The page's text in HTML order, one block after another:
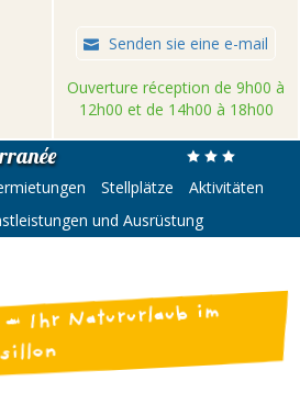
Senden sie eine e-mail
Ouverture réception de 9h00 à
12h00 et de 14h00 à 18h00
Stellplätze
Aktivitäten
und Ausrüstung
Ihr Natururlaub im